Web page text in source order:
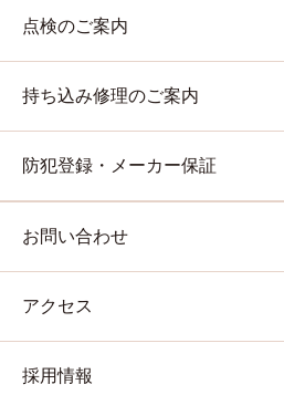
点検のご案内
持ち込み修理のご案内
防犯登録・メーカー保証
お問い合わせ
アクセス
採用情報